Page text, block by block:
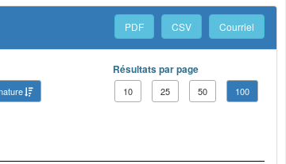
PDF CSV Courriel
Résultats par page
10 25 50 100